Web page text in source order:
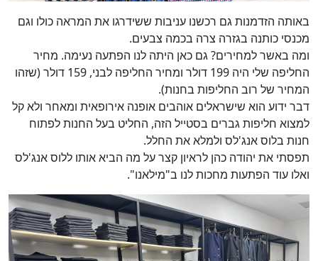
באותה הזדמנות גם רכשנו עניבות ששידרגו את המראה כולו וגם
מכנסי כותנה בגזרה צרה בכמה צבעים.
ומה באשר למחירים? גם כאן היתה לנו הפתעה נעימה. מחיר
החליפה שלי היה 199 דולר ומחיר החליפה לבני, 159 דולר (שזהו
המחיר של רוב החליפות בחנות).
דבר ידוע הוא שישראלים אוהבים אופנה אירופאית ומאחר ולא קל
למצוא חליפות גברים בסטייל הזה, החליט בעל החנות לפתוח
חנות בלוס אנג'לס ולמלא את החלל.
תפסתי את יהודה כהן לראיון קצר על מה הביא אותו ללוס אנג'לס
ואלו עוד הפתעות מחכות לנו ב"מילאנו".